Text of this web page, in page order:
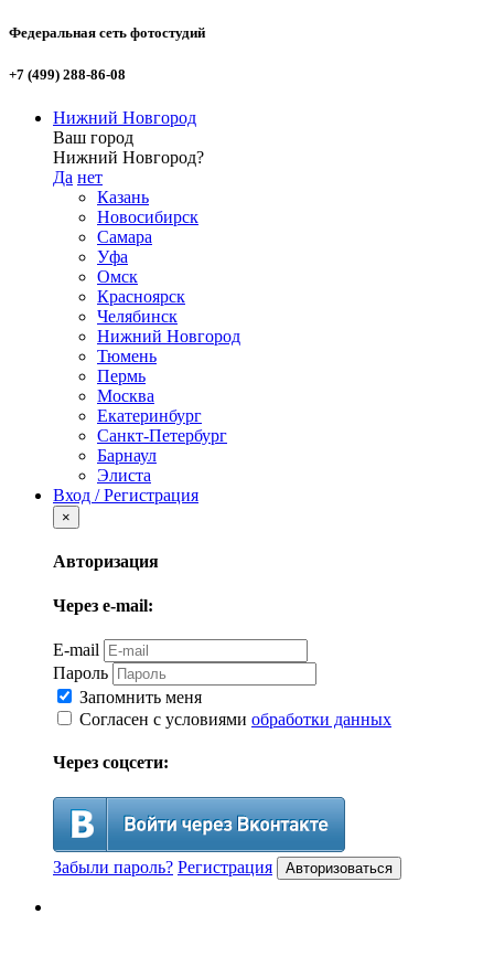
Федеральная сеть фотостудий
+7 (499) 288-86-08
Нижний Новгород
Ваш город
Нижний Новгород?
Да нет
Казань
Новосибирск
Самара
Уфа
Омск
Красноярск
Челябинск
Нижний Новгород
Тюмень
Пермь
Москва
Екатеринбург
Санкт-Петербург
Барнаул
Элиста
Вход / Регистрация
×
Авторизация
Через e-mail:
E-mail
Пароль
Запомнить меня
Согласен с условиями обработки данных
Через соцсети:
Забыли пароль? Регистрация Авторизоваться